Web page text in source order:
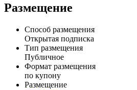
Размещение
Способ размещения
Открытая подписка
Тип размещения
Публичное
Формат размещения
по купону
Размещение